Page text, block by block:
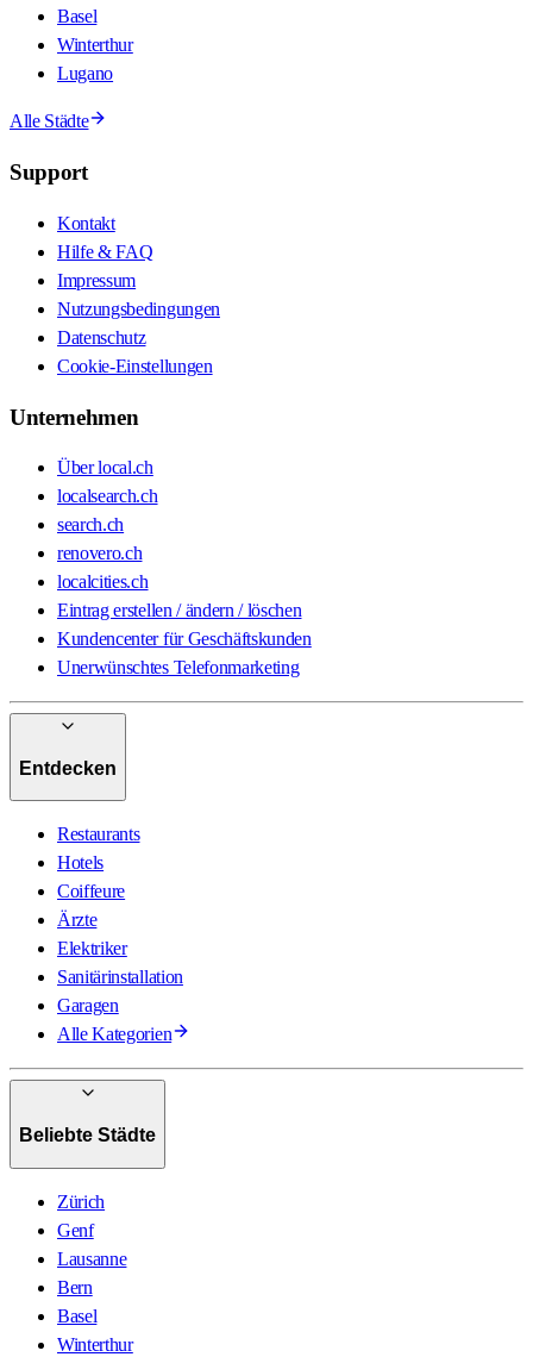
Basel
Winterthur
Lugano
Alle Städte
Support
Kontakt
Hilfe & FAQ
Impressum
Nutzungsbedingungen
Datenschutz
Cookie-Einstellungen
Unternehmen
Über local.ch
localsearch.ch
search.ch
renovero.ch
localcities.ch
Eintrag erstellen / ändern / löschen
Kundencenter für Geschäftskunden
Unerwünschtes Telefonmarketing
Entdecken
Restaurants
Hotels
Coiffeure
Ärzte
Elektriker
Sanitärinstallation
Garagen
Alle Kategorien
Beliebte Städte
Zürich
Genf
Lausanne
Bern
Basel
Winterthur